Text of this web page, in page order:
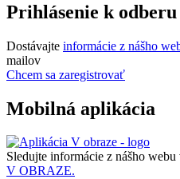
Prihlásenie k
Dostávajte informácie z nášho
mailov
Chcem sa zaregistrovať
Mobilná aplikácia
Sledujte informácie z nášho webu
V OBRAZE.